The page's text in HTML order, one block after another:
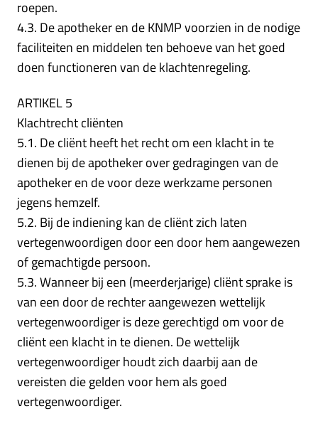
roepen.
4.3. De apotheker en de KNMP voorzien in de nodige
faciliteiten en middelen ten behoeve van het goed
doen functioneren van de klachtenregeling.
ARTIKEL 5
Klachtrecht cliënten
5.1. De cliënt heeft het recht om een klacht in te
dienen bij de apotheker over gedragingen van de
apotheker en de voor deze werkzame personen
jegens hemzelf.
5.2. Bij de indiening kan de cliënt zich laten
vertegenwoordigen door een door hem aangewezen
of gemachtigde persoon.
5.3. Wanneer bij een (meerderjarige) cliënt sprake is
van een door de rechter aangewezen wettelijk
vertegenwoordiger is deze gerechtigd om voor de
cliënt een klacht in te dienen. De wettelijk
vertegenwoordiger houdt zich daarbij aan de
vereisten die gelden voor hem als goed
vertegenwoordiger.